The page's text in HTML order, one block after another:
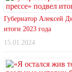
Губернатор Алексей
итоги 2023 года
15.01.2024